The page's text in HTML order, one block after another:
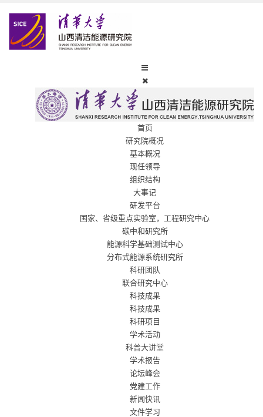
首页
研究院概况
基本概况
现任领导
组织结构
大事记
研发平台
国家、省级重点实验室，工程研究中心
碳中和研究所
能源科学基础测试中心
分布式能源系统研究所
科研团队
联合研究中心
科技成果
科技成果
科研项目
学术活动
科普大讲堂
学术报告
论坛峰会
党建工作
新闻快讯
文件学习